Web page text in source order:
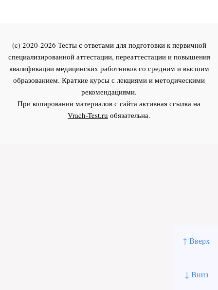
↑ Вверх
↓ Вниз
(c) 2020-2026 Тесты с ответами для подготовки к первичной
специализированной аттестации, переаттестации и повышения
квалификации медицинских работников со средним и высшим
образованием. Краткие курсы с лекциями и методическими
рекомендациями.
При копировании материалов с сайта активная ссылка на
Vrach-Test.ru обязательна.